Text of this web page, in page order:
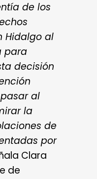
de los
Hidalgo al
para
decisión
al
la
de
por
Clara
de